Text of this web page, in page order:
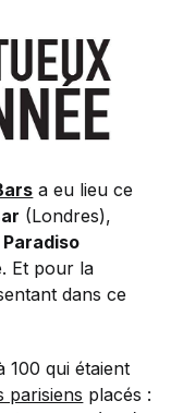
a eu lieu ce
(Londres),
Paradiso
Et pour la
dans ce
100 qui étaient
parisiens placés :